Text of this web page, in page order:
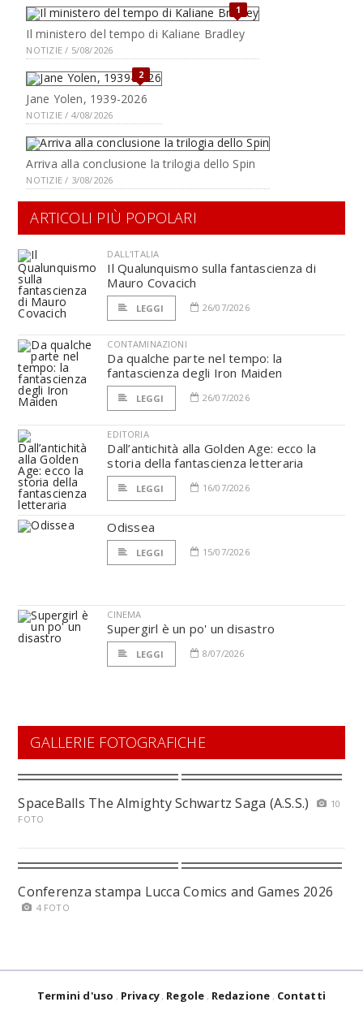
1
Il ministero del tempo di Kaliane Bradley
NOTIZIE / 5/08/2026
2
Jane Yolen, 1939-2026
NOTIZIE / 4/08/2026
Arriva alla conclusione la trilogia dello Spin
NOTIZIE / 3/08/2026
ARTICOLI PIÙ POPOLARI
DALL'ITALIA
Il Qualunquismo sulla fantascienza di
Mauro Covacich
LEGGI 26/07/2026
CONTAMINAZIONI
Da qualche parte nel tempo: la
fantascienza degli Iron Maiden
LEGGI 26/07/2026
EDITORIA
Dall’antichità alla Golden Age: ecco la
storia della fantascienza letteraria
LEGGI 16/07/2026
Odissea
LEGGI 15/07/2026
CINEMA
Supergirl è un po' un disastro
LEGGI 8/07/2026
GALLERIE FOTOGRAFICHE
SpaceBalls The Almighty Schwartz Saga (A.S.S.)
10
FOTO
Conferenza stampa Lucca Comics and Games 2026
4 FOTO
Termini d'uso Privacy Regole Redazione Contatti